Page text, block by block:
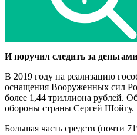
И поручил следить за
В 2019 году на реализацию
оснащения Вооруженных сил
более 1,44 триллиона рублей.
обороны страны Сергей Шойгу.
Большая часть средств (почти